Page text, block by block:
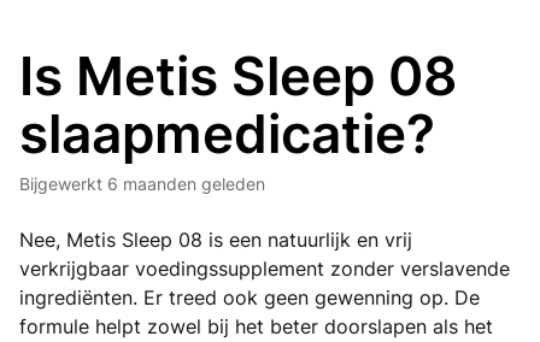
Is Metis Sleep 08
slaapmedicatie?
Bijgewerkt 6 maanden geleden
Nee, Metis Sleep 08 is een natuurlijk en vrij
verkrijgbaar voedingssupplement zonder verslavende
ingrediënten. Er treed ook geen gewenning op. De
formule helpt zowel bij het beter doorslapen als het